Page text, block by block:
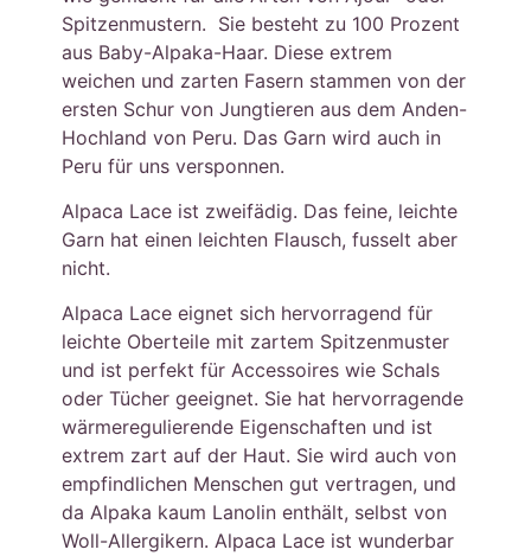
Spitzenmustern. Sie besteht zu 100 Prozent
aus Baby-Alpaka-Haar. Diese extrem
weichen und zarten Fasern stammen von der
ersten Schur von Jungtieren aus dem Anden-
Hochland von Peru. Das Garn wird auch in
Peru für uns versponnen.
Alpaca Lace ist zweifädig. Das feine, leichte
Garn hat einen leichten Flausch, fusselt aber
nicht.
Alpaca Lace eignet sich hervorragend für
leichte Oberteile mit zartem Spitzenmuster
und ist perfekt für Accessoires wie Schals
oder Tücher geeignet. Sie hat hervorragende
wärmeregulierende Eigenschaften und ist
extrem zart auf der Haut. Sie wird auch von
empfindlichen Menschen gut vertragen, und
da Alpaka kaum Lanolin enthält, selbst von
Woll-Allergikern. Alpaca Lace ist wunderbar